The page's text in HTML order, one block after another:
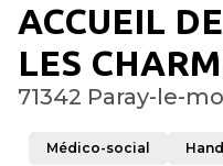
ACCUEIL
LES
71342 Paray-le-
Médico-social